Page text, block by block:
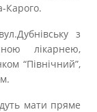
Карого.
з
лікарнею,
“Північний”,
мати пряме